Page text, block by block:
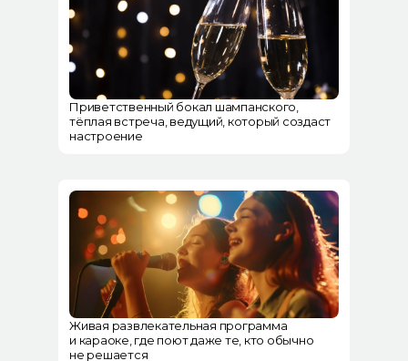
Живая развлекательная программа
и караоке, где поют даже те, кто обычно
не решается
Приветственный бокал шампанского,
тёплая встреча, ведущий, который создаст
настроение